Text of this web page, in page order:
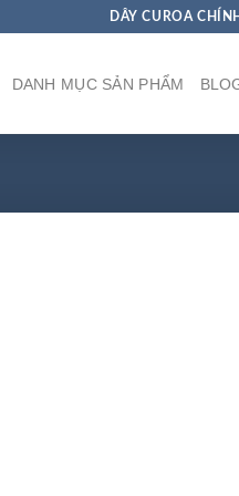
DÂY CUROA
DANH MỤC SẢN PHẨM